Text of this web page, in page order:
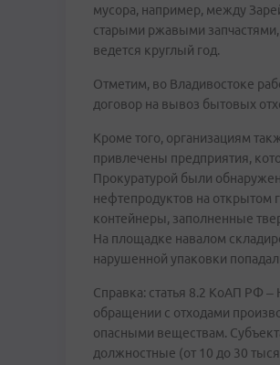
мусора, например, между
старыми ржавыми
ведется круглый год.
Отметим, во Владивостоке
договор на вывоз бытовых
Кроме того, организациям
привлечены предприятия,
Прокуратурой были
нефтепродуктов на открытом
контейнеры, заполненные
На площадке навалом
нарушенной упаковки
Справка: статья 8.2 КоАП РФ –
обращении с отходами
опасными веществам.
должностные (от 10 до 30